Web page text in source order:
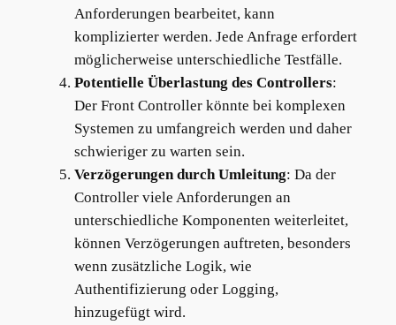
Anforderungen bearbeitet, kann
komplizierter werden. Jede Anfrage erfordert
möglicherweise unterschiedliche Testfälle.
Potentielle Überlastung des Controllers:
Der Front Controller könnte bei komplexen
Systemen zu umfangreich werden und daher
schwieriger zu warten sein.
Verzögerungen durch Umleitung: Da der
Controller viele Anforderungen an
unterschiedliche Komponenten weiterleitet,
können Verzögerungen auftreten, besonders
wenn zusätzliche Logik, wie
Authentifizierung oder Logging,
hinzugefügt wird.